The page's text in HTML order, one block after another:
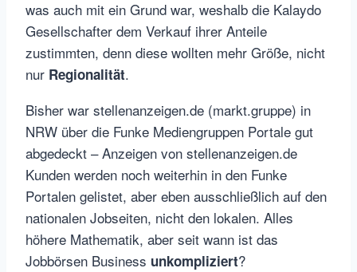
was auch mit ein Grund war, weshalb die Kalaydo
Gesellschafter dem Verkauf ihrer Anteile
zustimmten, denn diese wollten mehr Größe, nicht
nur Regionalität.
Bisher war stellenanzeigen.de (markt.gruppe) in
NRW über die Funke Mediengruppen Portale gut
abgedeckt – Anzeigen von stellenanzeigen.de
Kunden werden noch weiterhin in den Funke
Portalen gelistet, aber eben ausschließlich auf den
nationalen Jobseiten, nicht den lokalen. Alles
höhere Mathematik, aber seit wann ist das
Jobbörsen Business unkompliziert?